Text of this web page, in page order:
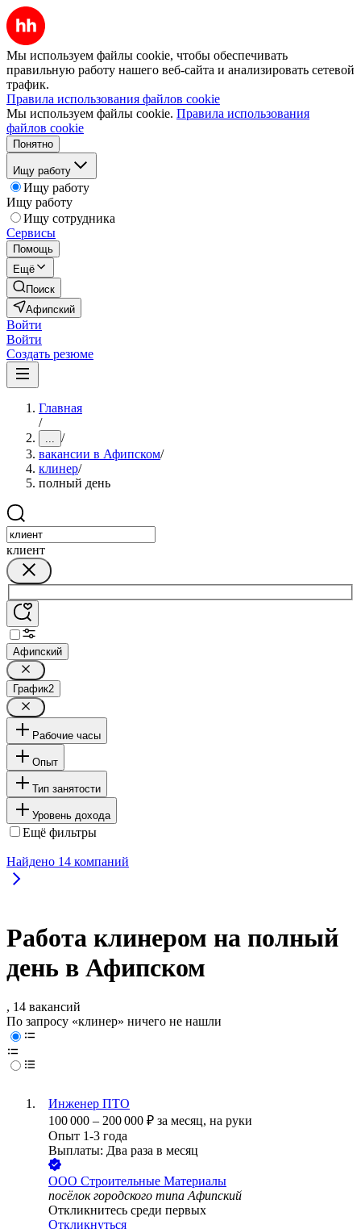
Мы используем файлы cookie, чтобы обеспечивать
правильную работу нашего веб-сайта и анализировать сетевой
трафик.
Правила использования файлов cookie
Мы используем файлы cookie. Правила использования
файлов cookie
Понятно
Ищу работу
Ищу работу
Ищу работу
Ищу сотрудника
Сервисы
Помощь
Ещё
Поиск
Афипский
Войти
Войти
Создать резюме
Главная
/
... /
вакансии в Афипском/
клинер/
полный день
клиент
Афипский
График2
Рабочие часы
Опыт
Тип занятости
Уровень дохода
Ещё фильтры
Найдено 14 компаний
Работа клинером на полный
день в Афипском
, 14 вакансий
По запросу «клинер» ничего не нашли
Инженер ПТО
100 000 – 200 000 ₽ за месяц, на руки
Опыт 1-3 года
Выплаты: Два раза в месяц
ООО Строительные Материалы
посёлок городского типа Афипский
Откликнитесь среди первых
Откликнуться